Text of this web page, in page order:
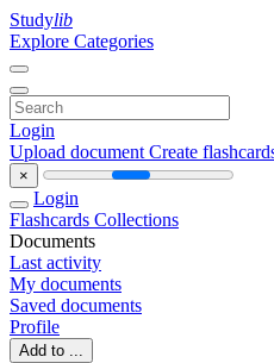
Studylib
Explore Categories
Login
Upload document Create
×
Login
Flashcards Collections
Documents
Last activity
My documents
Saved documents
Profile
Add to ...